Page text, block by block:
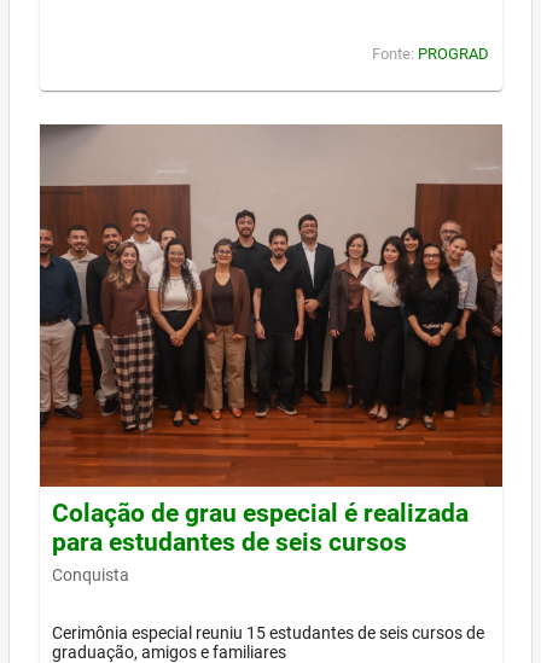
Fonte: PROGRAD
Colação de grau especial é realizada
para estudantes de seis cursos
Conquista
Cerimônia especial reuniu 15 estudantes de seis cursos de
graduação, amigos e familiares